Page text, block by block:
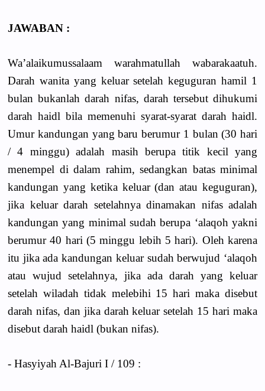
JAWABAN :
Wa’alaikumussalaam warahmatullah wabarakaatuh.
Darah wanita yang keluar setelah keguguran hamil 1
bulan bukanlah darah nifas, darah tersebut dihukumi
darah haidl bila memenuhi syarat-syarat darah haidl.
Umur kandungan yang baru berumur 1 bulan (30 hari
/ 4 minggu) adalah masih berupa titik kecil yang
menempel di dalam rahim, sedangkan batas minimal
kandungan yang ketika keluar (dan atau keguguran),
jika keluar darah setelahnya dinamakan nifas adalah
kandungan yang minimal sudah berupa ‘alaqoh yakni
berumur 40 hari (5 minggu lebih 5 hari). Oleh karena
itu jika ada kandungan keluar sudah berwujud ‘alaqoh
atau wujud setelahnya, jika ada darah yang keluar
setelah wiladah tidak melebihi 15 hari maka disebut
darah nifas, dan jika darah keluar setelah 15 hari maka
disebut darah haidl (bukan nifas).
- Hasyiyah Al-Bajuri I / 109 :